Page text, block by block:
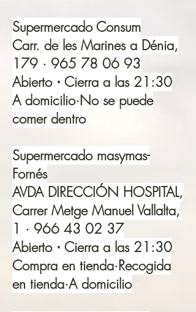
Supermercado Consum
Carr. de les Marines a Dénia,
179 · 965 78 06 93
Abierto ⋅ Cierra a las 21:30
A domicilio·No se puede
comer dentro
Supermercado masymas-
Fornés
AVDA DIRECCIÓN HOSPITAL,
Carrer Metge Manuel Vallalta,
1 · 966 43 02 37
Abierto ⋅ Cierra a las 21:30
Compra en tienda·Recogida
en tienda·A domicilio